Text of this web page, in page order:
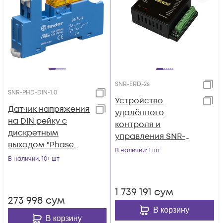
SNR-PHD-DIN-1.0
Датчик напряжения
на DIN рейку с
дискретным
выходом "Phase
Detector-DIN"
В наличии: 10+ шт
273 998 сум
В корзину
SNR-ERD-2s
Устройство
удалённого
контроля и
управления SNR-
ERD-2s, металл
В наличии: 1 шт
1 739 191 сум
В корзину